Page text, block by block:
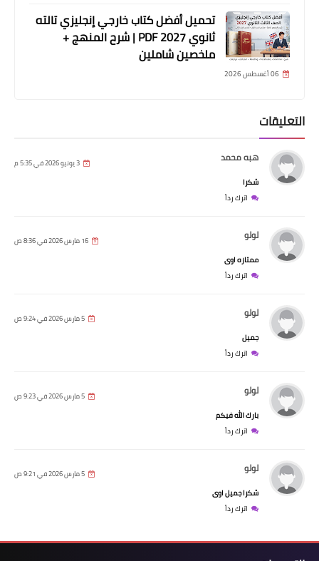
تحميل أفضل كتاب خارجي إنجليزي تالته
ثانوي 2027 PDF | شرح المنهج +
ملخصين شاملين
06 أغسطس 2026
التعليقات
هبه محمد 3 يونيو 2026 في 5:35 م
شكرا
اترك رداً
لولو 16 مارس 2026 في 8:36 ص
ممتازه اوى
اترك رداً
لولو 5 مارس 2026 في 9:24 ص
جميل
اترك رداً
لولو 5 مارس 2026 في 9:23 ص
بارك الله فيكم
اترك رداً
لولو 5 مارس 2026 في 9:21 ص
شكرا جميل اوى
اترك رداً